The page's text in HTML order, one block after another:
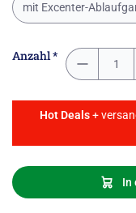
mit Excenter-
Anzahl *
Hot Deals+
In